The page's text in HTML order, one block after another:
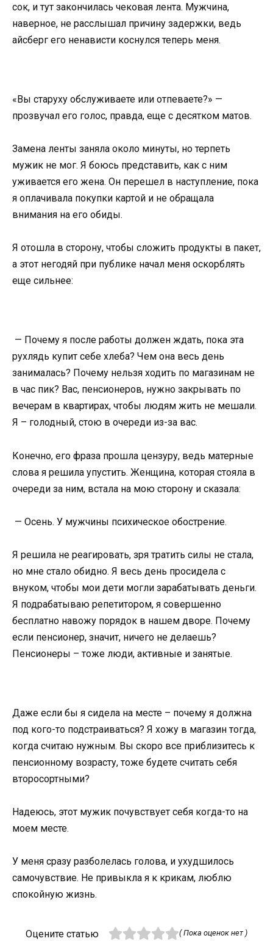
сок, и тут закончилась чековая лента. Мужчина,
наверное, не расслышал причину задержки, ведь
айсберг его ненависти коснулся теперь меня.
«Вы старуху обслуживаете или отпеваете?» —
прозвучал его голос, правда, еще с десятком матов.
Замена ленты заняла около минуты, но терпеть
мужик не мог. Я боюсь представить, как с ним
уживается его жена. Он перешел в наступление, пока
я оплачивала покупки картой и не обращала
внимания на его обиды.
Я отошла в сторону, чтобы сложить продукты в пакет,
а этот негодяй при публике начал меня оскорблять
еще сильнее:
— Почему я после работы должен ждать, пока эта
рухлядь купит себе хлеба? Чем она весь день
занималась? Почему нельзя ходить по магазинам не
в час пик? Вас, пенсионеров, нужно закрывать по
вечерам в квартирах, чтобы людям жить не мешали.
Я – голодный, стою в очереди из-за вас.
Конечно, его фраза прошла цензуру, ведь матерные
слова я решила упустить. Женщина, которая стояла в
очереди за ним, встала на мою сторону и сказала:
— Осень. У мужчины психическое обострение.
Я решила не реагировать, зря тратить силы не стала,
но мне стало обидно. Я весь день просидела с
внуком, чтобы мои дети могли зарабатывать деньги.
Я подрабатываю репетитором, я совершенно
бесплатно навожу порядок в нашем дворе. Почему
если пенсионер, значит, ничего не делаешь?
Пенсионеры – тоже люди, активные и занятые.
Даже если бы я сидела на месте – почему я должна
под кого-то подстраиваться? Я хожу в магазин тогда,
когда считаю нужным. Вы скоро все приблизитесь к
пенсионному возрасту, тоже будете считать себя
второсортными?
Надеюсь, этот мужик почувствует себя когда-то на
моем месте.
У меня сразу разболелась голова, и ухудшилось
самочувствие. Не привыкла я к крикам, люблю
спокойную жизнь.
Оцените статью ( Пока оценок нет )